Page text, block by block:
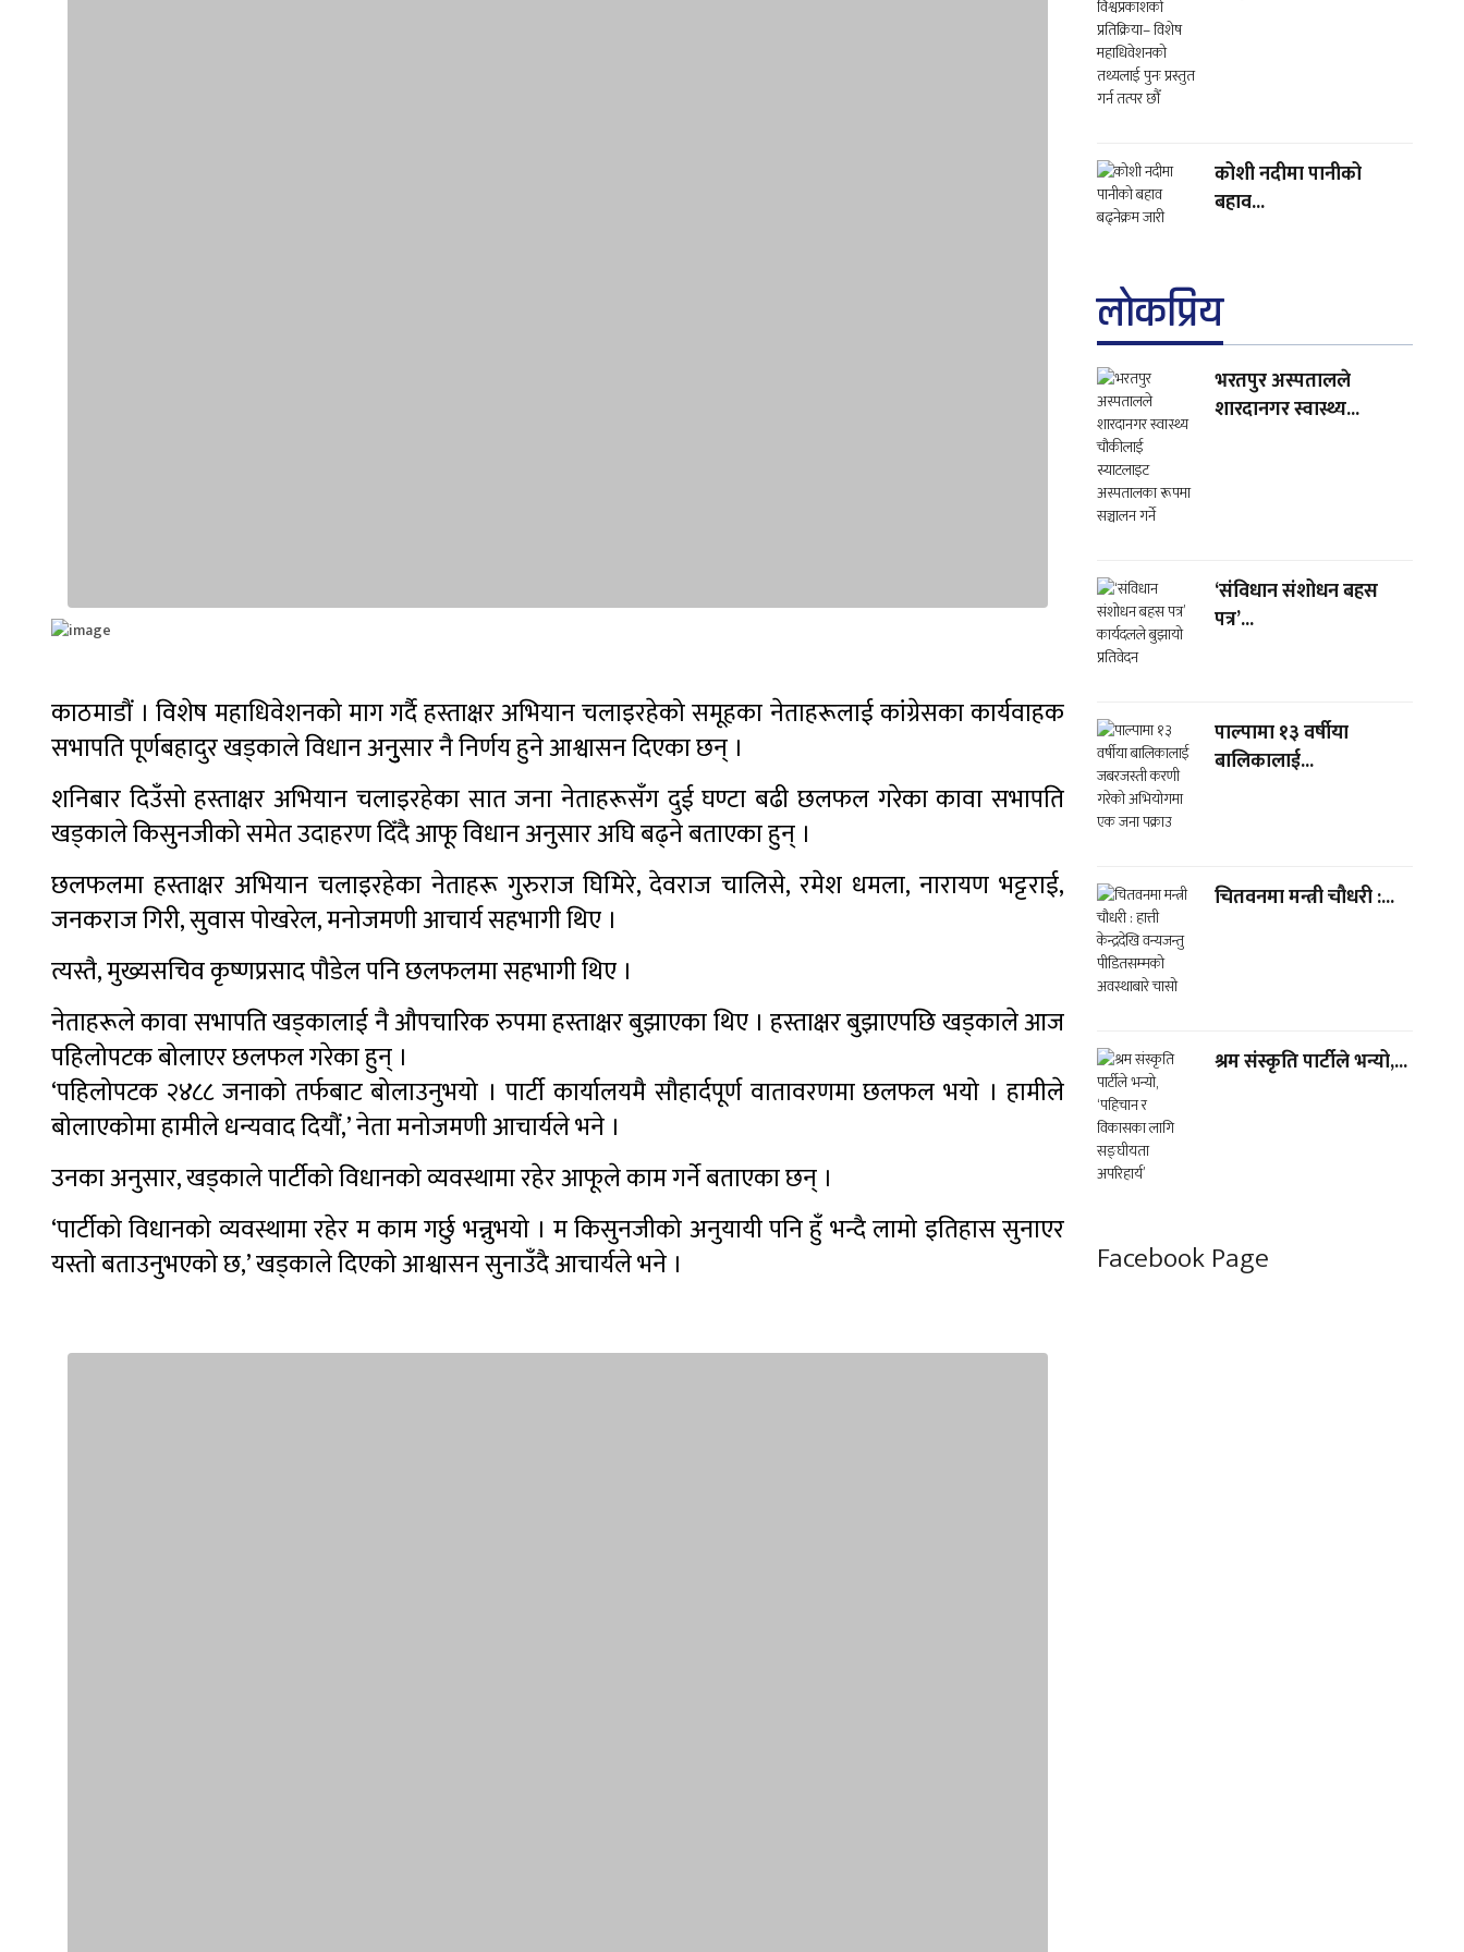
काठमाडौं । विशेष महाधिवेशनको माग गर्दै हस्ताक्षर अभियान चलाइरहेको समूहका नेताहरूलाई कांग्रेसका कार्यवाहक
सभापति पूर्णबहादुर खड्काले विधान अनुुसार नै निर्णय हुने आश्वासन दिएका छन् ।
शनिबार दिउँसो हस्ताक्षर अभियान चलाइरहेका सात जना नेताहरूसँग दुई घण्टा बढी छलफल गरेका कावा सभापति
खड्काले किसुनजीको समेत उदाहरण दिँदै आफू विधान अनुसार अघि बढ्ने बताएका हुन् ।
छलफलमा हस्ताक्षर अभियान चलाइरहेका नेताहरू गुरुराज घिमिरे, देवराज चालिसे, रमेश धमला, नारायण भट्टराई,
जनकराज गिरी, सुवास पोखरेल, मनोजमणी आचार्य सहभागी थिए ।
त्यस्तै, मुख्यसचिव कृष्णप्रसाद पौडेल पनि छलफलमा सहभागी थिए ।
नेताहरूले कावा सभापति खड्कालाई नै औपचारिक रुपमा हस्ताक्षर बुझाएका थिए । हस्ताक्षर बुझाएपछि खड्काले आज
पहिलोपटक बोलाएर छलफल गरेका हुन् ।
‘पहिलोपटक २४८८ जनाको तर्फबाट बोलाउनुभयो । पार्टी कार्यालयमै सौहार्दपूर्ण वातावरणमा छलफल भयो । हामीले
बोलाएकोमा हामीले धन्यवाद दियौं,’ नेता मनोजमणी आचार्यले भने ।
उनका अनुसार, खड्काले पार्टीको विधानको व्यवस्थामा रहेर आफूले काम गर्ने बताएका छन् ।
‘पार्टीको विधानको व्यवस्थामा रहेर म काम गर्छु भन्नुभयो । म किसुनजीको अनुयायी पनि हुँ भन्दै लामो इतिहास सुनाएर
यस्तो बताउनुभएको छ,’ खड्काले दिएको आश्वासन सुनाउँदै आचार्यले भने ।
कोशी नदीमा पानीको
बहाव...
लाेकप्रिय
भरतपुर अस्पतालले
शारदानगर स्वास्थ्य...
‘संविधान संशोधन बहस
पत्र’...
पाल्पामा १३ वर्षीया
बालिकालाई...
चितवनमा मन्त्री चौधरी :...
श्रम संस्कृति पार्टीले भन्यो,...
Facebook Page